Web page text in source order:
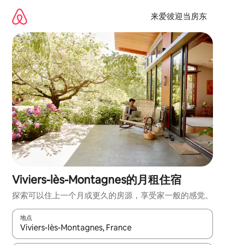
来爱彼迎当房东
Viviers-lès-Montagnes的月租住宿
探索可以住上一个月或更久的房源，享受家一般的感觉。
地点
如有搜索结果，请使用上下方向键查看，或通过点击或滑动手势